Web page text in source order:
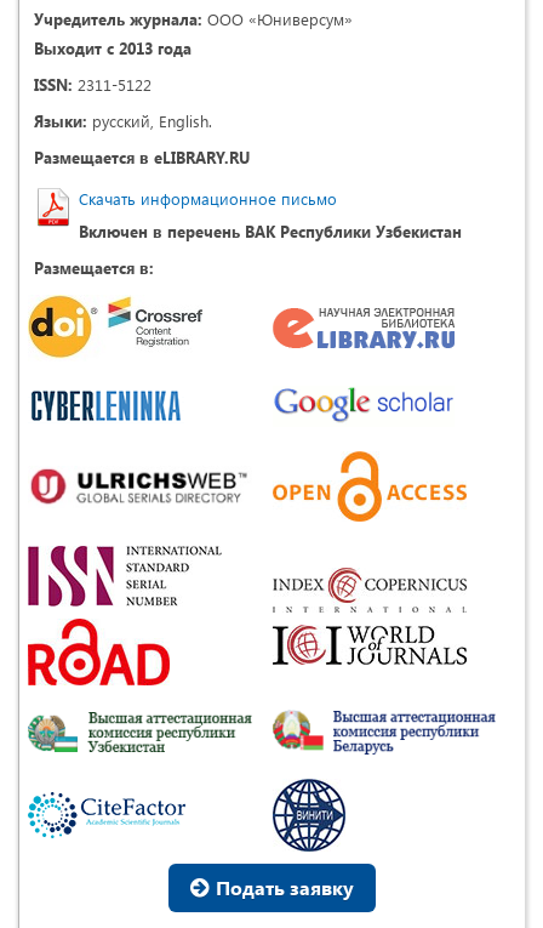
Учредитель журнала: ООО «Юниверсум»
Выходит с 2013 года
ISSN: 2311-5122
Языки: русский, English.
Размещается в eLIBRARY.RU
Скачать информационное письмо
Включен в перечень ВАК Республики Узбекистан
Размещается в:
Подать заявку